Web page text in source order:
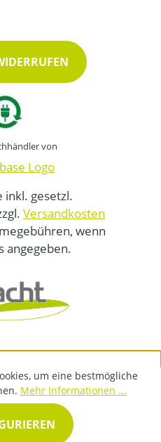
von
inkl. gesetzl.
Versandkosten
wenn
angegeben.
um eine bestmögliche
Mehr Informationen ...